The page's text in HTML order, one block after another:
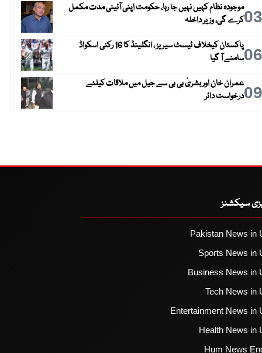
03موجودہ نظام کہیں نہیں جا رہا، حکومت اپنی آئینی مدت مکمل
کرے گی، وزیر داخلہ
06
پاکستان کیخلاف ٹیسٹ سیریز ، انگلینڈ کا 16 رکنی اسکواڈ
سامنے آ گیا
09عمران خان اور بشریٰ بی بی سے جیل میں ملاقات کیلئے
درخواست دائر
سیکشنز
Pakistan News in
Sports News in
Business News in
Tech News in
Entertainment News in
Health News in
Hum News